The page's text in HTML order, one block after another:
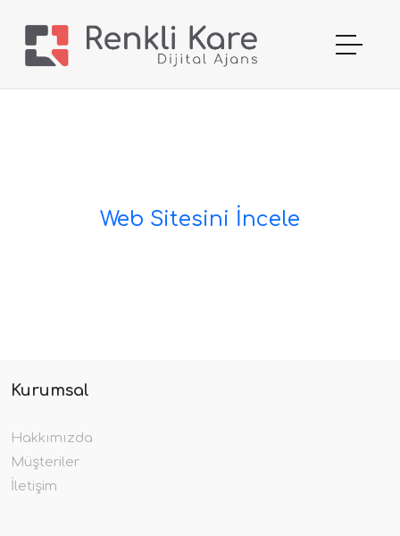
Web Sitesini İncele
Kurumsal
Hakkımızda
Müşteriler
İletişim